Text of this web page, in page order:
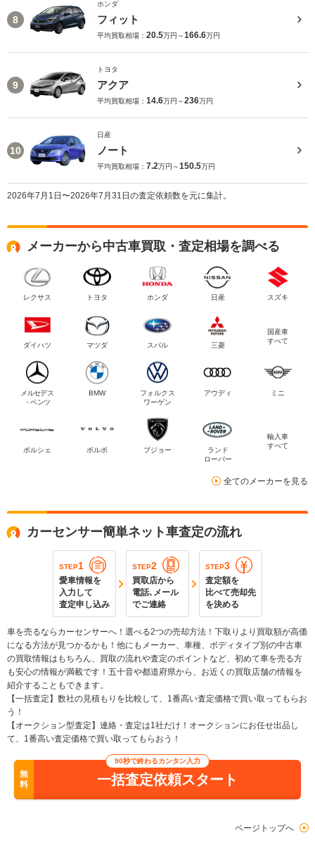
8
ホンダ
フィット
平均買取相場： 20.5万円～166.6万円
9
トヨタ
アクア
平均買取相場： 14.6万円～236万円
10
日産
ノート
平均買取相場： 7.2万円～150.5万円
2026年7月1日〜2026年7月31日の査定依頼数を元に集計。
メーカーから中古車買取・査定相場を調べる
レクサス トヨタ ホンダ 日産 スズキ
ダイハツ マツダ スバル 三菱
国産車
すべて
メルセデス
・ベンツ
BMW
フォルクス
ワーゲン
アウディ ミニ
ポルシェ ボルボ プジョー
ランド
ローバー
輸入車
すべて
全てのメーカーを見る
カーセンサー簡単ネット車査定の流れ
STEP1
愛車情報を
入力して
査定申し込み
STEP2
買取店から
電話､メール
でご連絡
STEP3
査定額を
比べて売却先
を決める
車を売るならカーセンサーへ！選べる2つの売却方法！下取りより買取額が高価
になる方法が見つかるかも！他にもメーカー、車種、ボディタイプ別の中古車
の買取情報はもちろん、買取の流れや査定のポイントなど、初めて車を売る方
も安心の情報が満載です！五十音や都道府県から、お近くの買取店舗の情報を
紹介することもできます。
【一括査定】数社の見積もりを比較して、1番高い査定価格で買い取ってもらお
う！
【オークション型査定】連絡・査定は1社だけ！オークションにお任せ出品し
て、1番高い査定価格で買い取ってもらおう！
無
料
90秒で終わるカンタン入力
一括査定依頼スタート
ページトップへ